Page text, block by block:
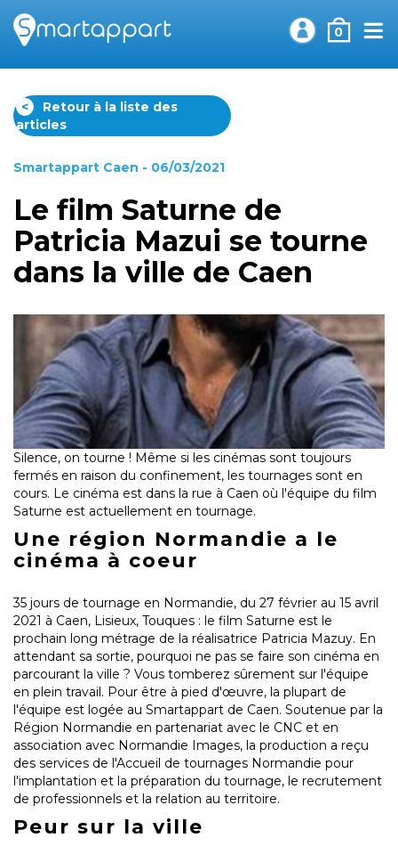
0
<
Retour à la liste des
articles
Smartappart Caen - 06/03/2021
Le film Saturne de
Patricia Mazui se tourne
dans la ville de Caen
Silence, on tourne ! Même si les cinémas sont toujours
fermés en raison du confinement, les tournages sont en
cours. Le cinéma est dans la rue à Caen où l'équipe du film
Saturne est actuellement en tournage.
Une région Normandie a le
cinéma à coeur
35 jours de tournage en Normandie, du 27 février au 15 avril
2021 à Caen, Lisieux, Touques : le film Saturne est le
prochain long métrage de la réalisatrice Patricia Mazuy. En
attendant sa sortie, pourquoi ne pas se faire son cinéma en
parcourant la ville ? Vous tomberez sûrement sur l'équipe
en plein travail. Pour être à pied d'œuvre, la plupart de
l'équipe est logée au Smartappart de Caen. Soutenue par la
Région Normandie en partenariat avec le CNC et en
association avec Normandie Images, la production a reçu
des services de l'Accueil de tournages Normandie pour
l'implantation et la préparation du tournage, le recrutement
de professionnels et la relation au territoire.
Peur sur la ville